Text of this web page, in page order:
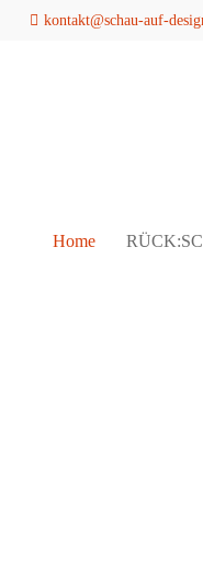
kontakt@schau-auf-
Home